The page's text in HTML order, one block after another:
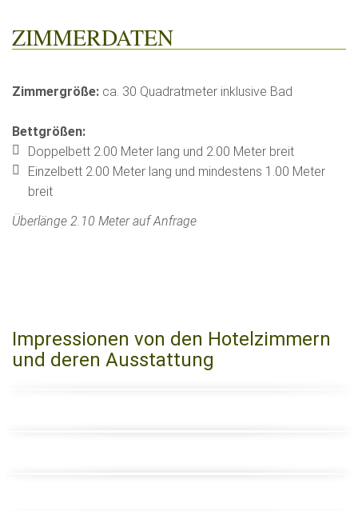
ZIMMERDATEN
Zimmergröße: ca. 30 Quadratmeter inklusive Bad
Bettgrößen:
Doppelbett 2.00 Meter lang und 2.00 Meter breit
Einzelbett 2.00 Meter lang und mindestens 1.00 Meter
breit
Überlänge 2.10 Meter auf Anfrage
Impressionen von den Hotelzimmern
und deren Ausstattung